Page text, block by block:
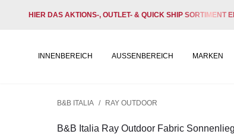
HIER DAS AKTIONS-, OUTLET- & QUICK SHIP SORTIMENT
INNENBEREICH AUSSENBEREICH MARKEN
B&B ITALIA / RAY OUTDOOR
B&B Italia Ray Outdoor Fabric